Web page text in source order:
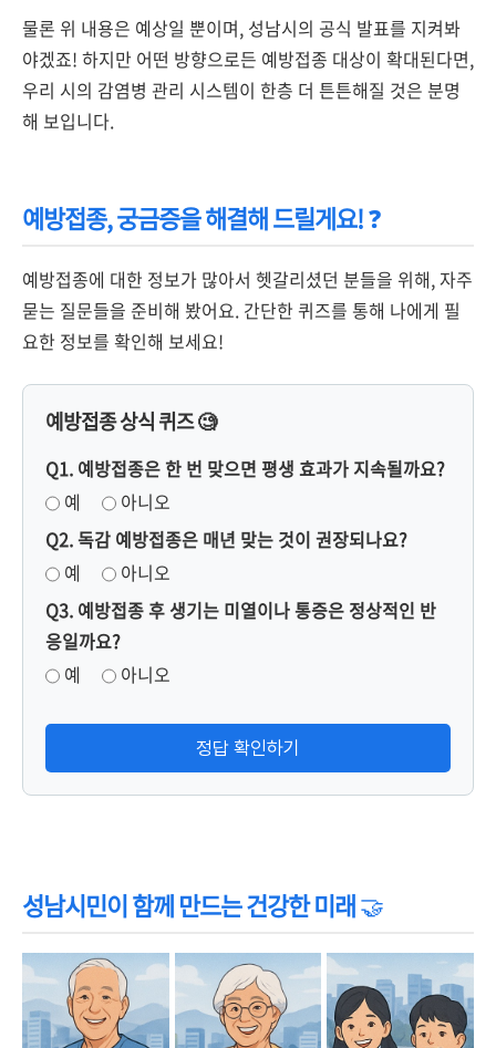
물론 위 내용은 예상일 뿐이며, 성남시의 공식 발표를 지켜봐
야겠죠! 하지만 어떤 방향으로든 예방접종 대상이 확대된다면,
우리 시의 감염병 관리 시스템이 한층 더 튼튼해질 것은 분명
해 보입니다.
예방접종, 궁금증을 해결해 드릴게요!❓
예방접종에 대한 정보가 많아서 헷갈리셨던 분들을 위해, 자주
묻는 질문들을 준비해 봤어요. 간단한 퀴즈를 통해 나에게 필
요한 정보를 확인해 보세요!
예방접종 상식 퀴즈 🧐
Q1. 예방접종은 한 번 맞으면 평생 효과가 지속될까요?
예
아니오
Q2. 독감 예방접종은 매년 맞는 것이 권장되나요?
예
아니오
Q3. 예방접종 후 생기는 미열이나 통증은 정상적인 반
응일까요?
예
아니오
정답 확인하기
성남시민이 함께 만드는 건강한 미래🤝